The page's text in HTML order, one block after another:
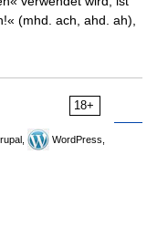
(mhd. ach, ahd. ah),
18+
WordPress,